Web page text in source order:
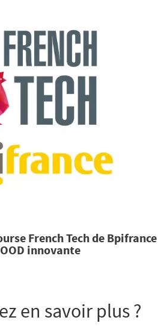
French Tech de Bpifrance
innovante
en savoir plus ?